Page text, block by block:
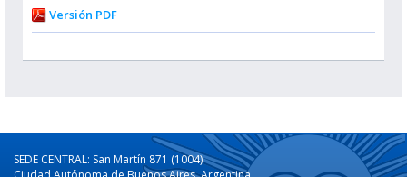
Versión PDF
SEDE CENTRAL: San Martín 871 (1004)